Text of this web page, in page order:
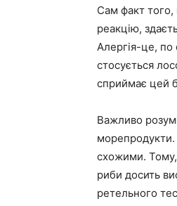
Сам факт того,
реакцію,
Алергія-це, по
стосується
сприймає цей
Важливо
морепродукти.
схожими. Тому,
риби досить
ретельного